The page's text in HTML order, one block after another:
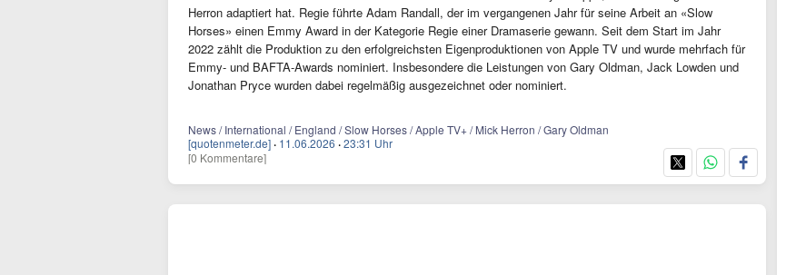
Herron adaptiert hat. Regie führte Adam Randall, der im vergangenen Jahr für seine Arbeit an «Slow
Horses» einen Emmy Award in der Kategorie Regie einer Dramaserie gewann. Seit dem Start im Jahr
2022 zählt die Produktion zu den erfolgreichsten Eigenproduktionen von Apple TV und wurde mehrfach für
Emmy- und BAFTA-Awards nominiert. Insbesondere die Leistungen von Gary Oldman, Jack Lowden und
Jonathan Pryce wurden dabei regelmäßig ausgezeichnet oder nominiert.
News / International / England / Slow Horses / Apple TV+ / Mick Herron / Gary Oldman
[quotenmeter.de] · 11.06.2026 ·23:31 Uhr
[0 Kommentare]